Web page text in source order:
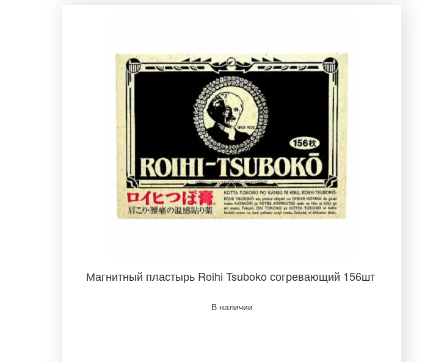
Магнитный пластырь Roihi Tsuboko согревающий 156шт ­
В наличии­